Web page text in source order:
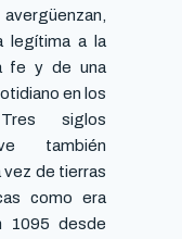
legítima a la
fe y de una
en los
siglos
también
de tierras
como era
1095 desde